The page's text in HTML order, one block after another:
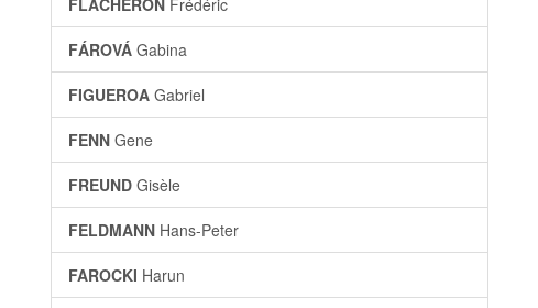
FLACHÉRON Frédéric
FÁROVÁ Gabina
FIGUEROA Gabriel
FENN Gene
FREUND Gisèle
FELDMANN Hans-Peter
FAROCKI Harun